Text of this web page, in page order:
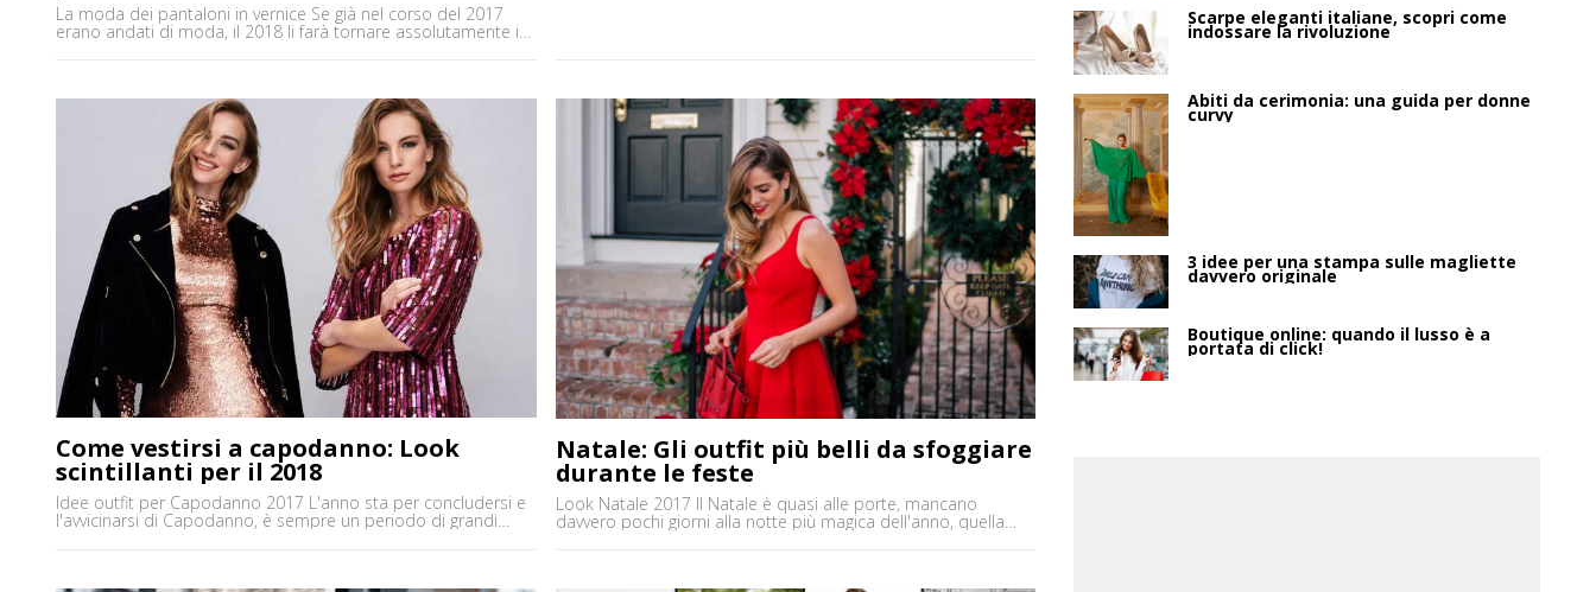
La moda dei pantaloni in vernice Se già nel corso del 2017
erano andati di moda, il 2018 li farà tornare assolutamente in
qualsiasi gusto o look. [']
Come vestirsi a capodanno: Look
scintillanti per il 2018
Idee outfit per Capodanno 2017 L'anno sta per concludersi e
l'avvicinarsi di Capodanno, è sempre un periodo di grandi
Natale: Gli outfit più belli da sfoggiare
durante le feste
Look Natale 2017 Il Natale è quasi alle porte, mancano
davvero pochi giorni alla notte più magica dell'anno, quella
Scarpe eleganti italiane, scopri come
indossare la rivoluzione
Abiti da cerimonia: una guida per donne
curvy
3 idee per una stampa sulle magliette
davvero originale
Boutique online: quando il lusso è a
portata di click!